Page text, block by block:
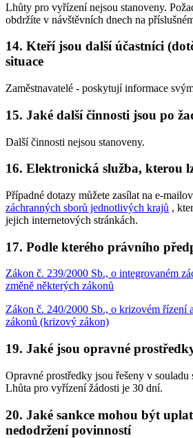
Lhůty pro vyřízení nejsou stanoveny.
obdržíte v návštěvních dnech na
14. Kteří jsou další účastníci
situace
Zaměstnavatelé - poskytují informace
15. Jaké další činnosti jsou po
Další činnosti nejsou stanoveny.
16. Elektronická služba, kterou
Případné dotazy můžete zasílat na e-
záchranných sborů jednotlivých krajů ,
jejich internetových stránkách.
17. Podle kterého právního
Zákon č. 239/2000 Sb., o integrovaném
změně některých zákonů
Zákon č. 240/2000 Sb., o krizovém řízení
zákonů (krizový zákon)
19. Jaké jsou opravné
Opravné prostředky jsou řešeny v souladu
Lhůta pro vyřízení žádosti je 30 dní.
20. Jaké sankce mohou být
nedodržení povinností